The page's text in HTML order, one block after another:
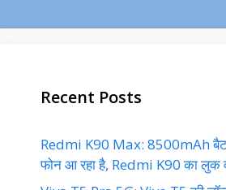
Recent Posts
Redmi K90 Max: 8500mAh
फोन आ रहा है, Redmi K90 का लुक